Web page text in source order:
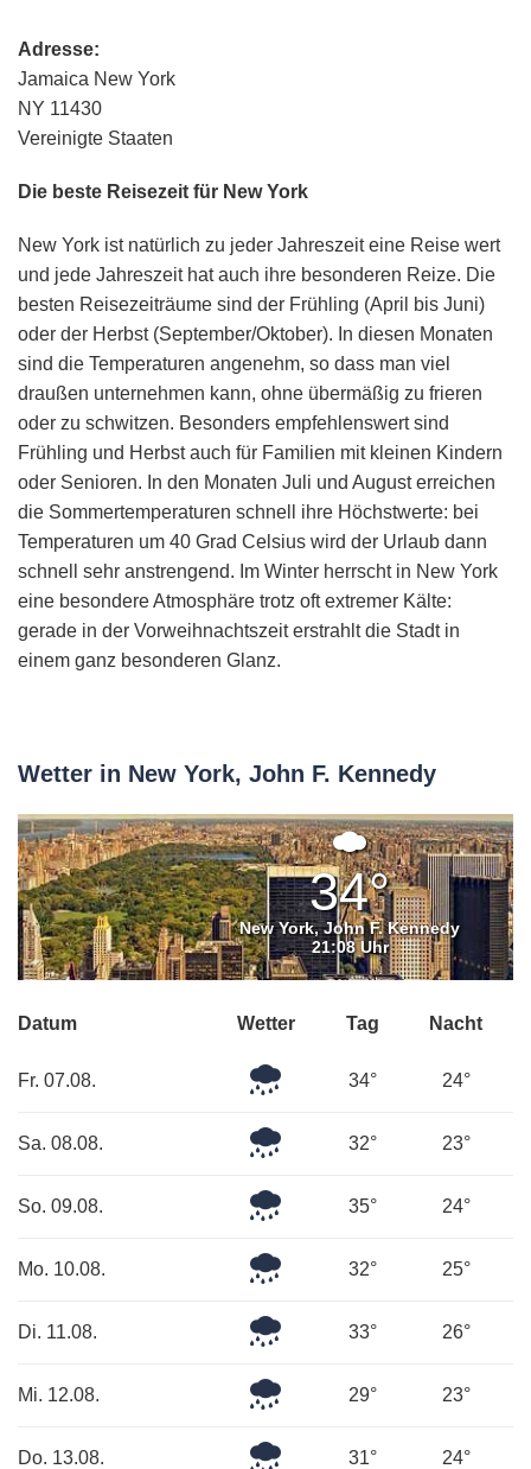
Adresse:
Jamaica New York
NY 11430
Vereinigte Staaten
Die beste Reisezeit für New York
New York ist natürlich zu jeder Jahreszeit eine Reise wert
und jede Jahreszeit hat auch ihre besonderen Reize. Die
besten Reisezeiträume sind der Frühling (April bis Juni)
oder der Herbst (September/Oktober). In diesen Monaten
sind die Temperaturen angenehm, so dass man viel
draußen unternehmen kann, ohne übermäßig zu frieren
oder zu schwitzen. Besonders empfehlenswert sind
Frühling und Herbst auch für Familien mit kleinen Kindern
oder Senioren. In den Monaten Juli und August erreichen
die Sommertemperaturen schnell ihre Höchstwerte: bei
Temperaturen um 40 Grad Celsius wird der Urlaub dann
schnell sehr anstrengend. Im Winter herrscht in New York
eine besondere Atmosphäre trotz oft extremer Kälte:
gerade in der Vorweihnachtszeit erstrahlt die Stadt in
einem ganz besonderen Glanz.
Wetter in New York, John F. Kennedy
Mäßig
bewölkt
34°
New York, John F. Kennedy
21:08 Uhr
Datum Wetter Tag Nacht
Fr. 07.08.
Mäßiger34° 24°
Sa. 08.08.
Mäßiger32° 23°
So. 09.08. 35° 24°
Mo. 10.08. 32° 25°
Di. 11.08. 33° 26°
Mi. 12.08. 29° 23°
Do. 13.08. 31° 24°